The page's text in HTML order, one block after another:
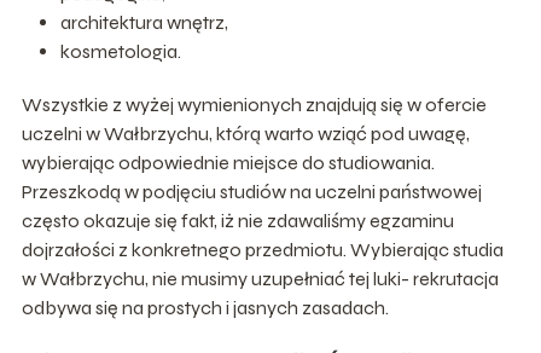
architektura wnętrz,
kosmetologia.
Wszystkie z wyżej wymienionych znajdują się w ofercie
uczelni w Wałbrzychu, którą warto wziąć pod uwagę,
wybierając odpowiednie miejsce do studiowania.
Przeszkodą w podjęciu studiów na uczelni państwowej
często okazuje się fakt, iż nie zdawaliśmy egzaminu
dojrzałości z konkretnego przedmiotu. Wybierając studia
w Wałbrzychu, nie musimy uzupełniać tej luki- rekrutacja
odbywa się na prostych i jasnych zasadach.